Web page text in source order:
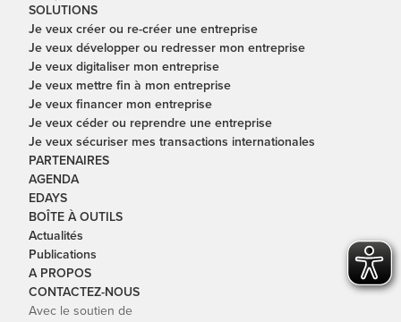
SOLUTIONS
Je veux créer ou re-créer une entreprise
Je veux développer ou redresser mon entreprise
Je veux digitaliser mon entreprise
Je veux mettre fin à mon entreprise
Je veux financer mon entreprise
Je veux céder ou reprendre une entreprise
Je veux sécuriser mes transactions internationales
PARTENAIRES
AGENDA
EDAYS
BOÎTE À OUTILS
Actualités
Publications
A PROPOS
CONTACTEZ-NOUS
Avec le soutien de